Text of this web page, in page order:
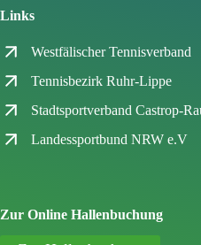
Links
Westfälischer Tennisverband
Tennisbezirk Ruhr-Lippe
Stadtsportverband Castrop-
Landessportbund NRW e.V
Zur Online Hallenbuchung